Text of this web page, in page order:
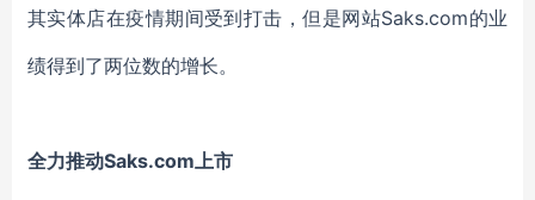
其实体店在疫情期间受到打击，但是网站Saks.com的业
绩得到了两位数的增长。
全力推动Saks.com上市